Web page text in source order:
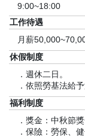
9:00~18:00
工作待遇
月薪
休假制度
．週休二日。
．依照勞基法給
福利制度
．獎金：中秋節
．保險：勞保、